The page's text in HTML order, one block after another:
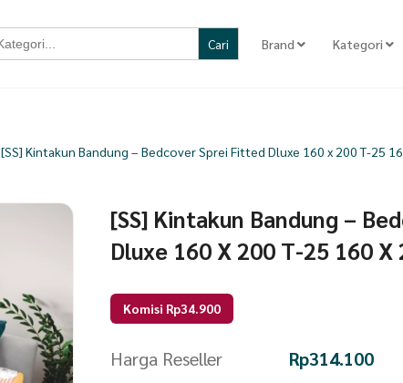
Brand Kategori
[SS] Kintakun Bandung – Bedcover Sprei Fitted Dluxe 160 x 200 T-25
[SS] Kintakun Bandung –
Dluxe 160 X 200 T-25 160 X
Komisi Rp34.900
Harga Reseller Rp314.100